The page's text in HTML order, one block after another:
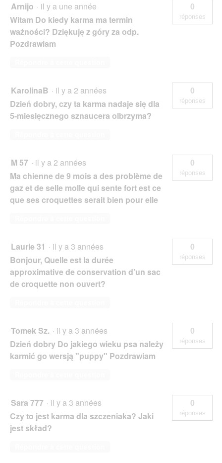
Arnijo · il y a une année
Witam Do kiedy karma ma termin
ważności? Dziękuję z góry za odp.
Pozdrawiam
0
réponses
KarolinaB · il y a 2 années
Dzień dobry, czy ta karma nadaje się dla
5-miesięcznego sznaucera olbrzyma?
0
réponses
M 57 · il y a 2 années
Ma chienne de 9 mois a des problème de
gaz et de selle molle qui sente fort est ce
que ses croquettes serait bien pour elle
0
réponses
Laurie 31 · il y a 3 années
Bonjour, Quelle est la durée
approximative de conservation d’un sac
de croquette non ouvert?
0
réponses
Tomek Sz. · il y a 3 années
Dzień dobry Do jakiego wieku psa należy
karmić go wersją "puppy" Pozdrawiam
0
réponses
Sara 777 · il y a 3 années
Czy to jest karma dla szczeniaka? Jaki
jest skład?
0
réponses